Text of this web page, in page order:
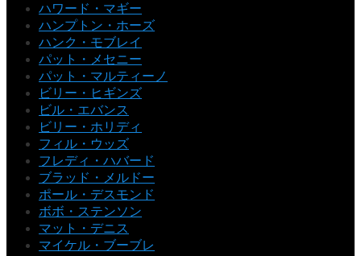
ハワード・マギー
ハンプトン・ホーズ
ハンク・モブレイ
パット・メセニー
パット・マルティーノ
ビリー・ヒギンズ
ビル・エバンス
ビリー・ホリディ
フィル・ウッズ
フレディ・ハバード
ブラッド・メルドー
ポール・デスモンド
ボボ・ステンソン
マット・デニス
マイケル・ブーブレ